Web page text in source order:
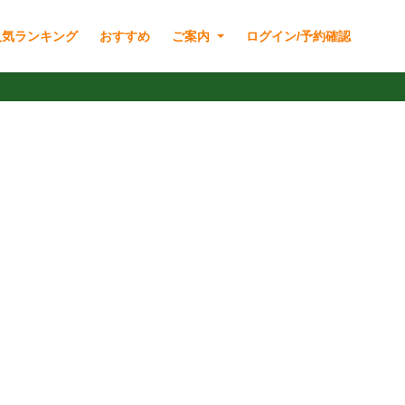
ランキング おすすめ ご案内 ログイン/予約確認